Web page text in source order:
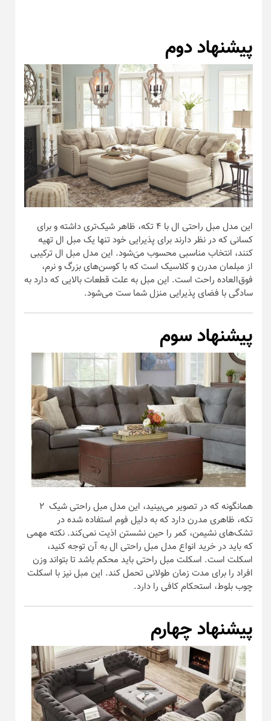
پیشنهاد دوم
این مدل مبل راحتی ال با ۴ تکه، ظاهر شیک‌تری داشته و برای
کسانی که در نظر دارند برای پذیرایی خود تنها یک مبل ال تهیه
کنند، انتخاب مناسبی محسوب می‌َشود. این مدل مبل ال ترکیبی
از مبلمان مدرن و کلاسیک است که با کوسن‌های بزرگ و نرم،
فوق‌العاده راحت است. این مبل به علت قطعات بالایی که دارد به
سادگی با فضای پذیرایی منزل شما ست می‌شود.
پیشنهاد سوم
همانگونه که در تصویر می‌بینید، این مدل مبل راحتی شیک ۲
تکه، ظاهری مدرن دارد که به دلیل فوم استفاده شده در
تشک‌های نشیمن، کمر را حین نشستن اذیت نمی‌کند. نکته مهمی
که باید در خرید انواع مدل مبل راحتی ال به آن توجه کنید،
اسکلت است. اسکلت مبل راحتی باید محکم باشد تا بتواند وزن
افراد را برای مدت زمان طولانی تحمل کند. این مبل نیز با اسکلت
چوب بلوط، استحکام کافی را دارد.
پیشنهاد چهارم